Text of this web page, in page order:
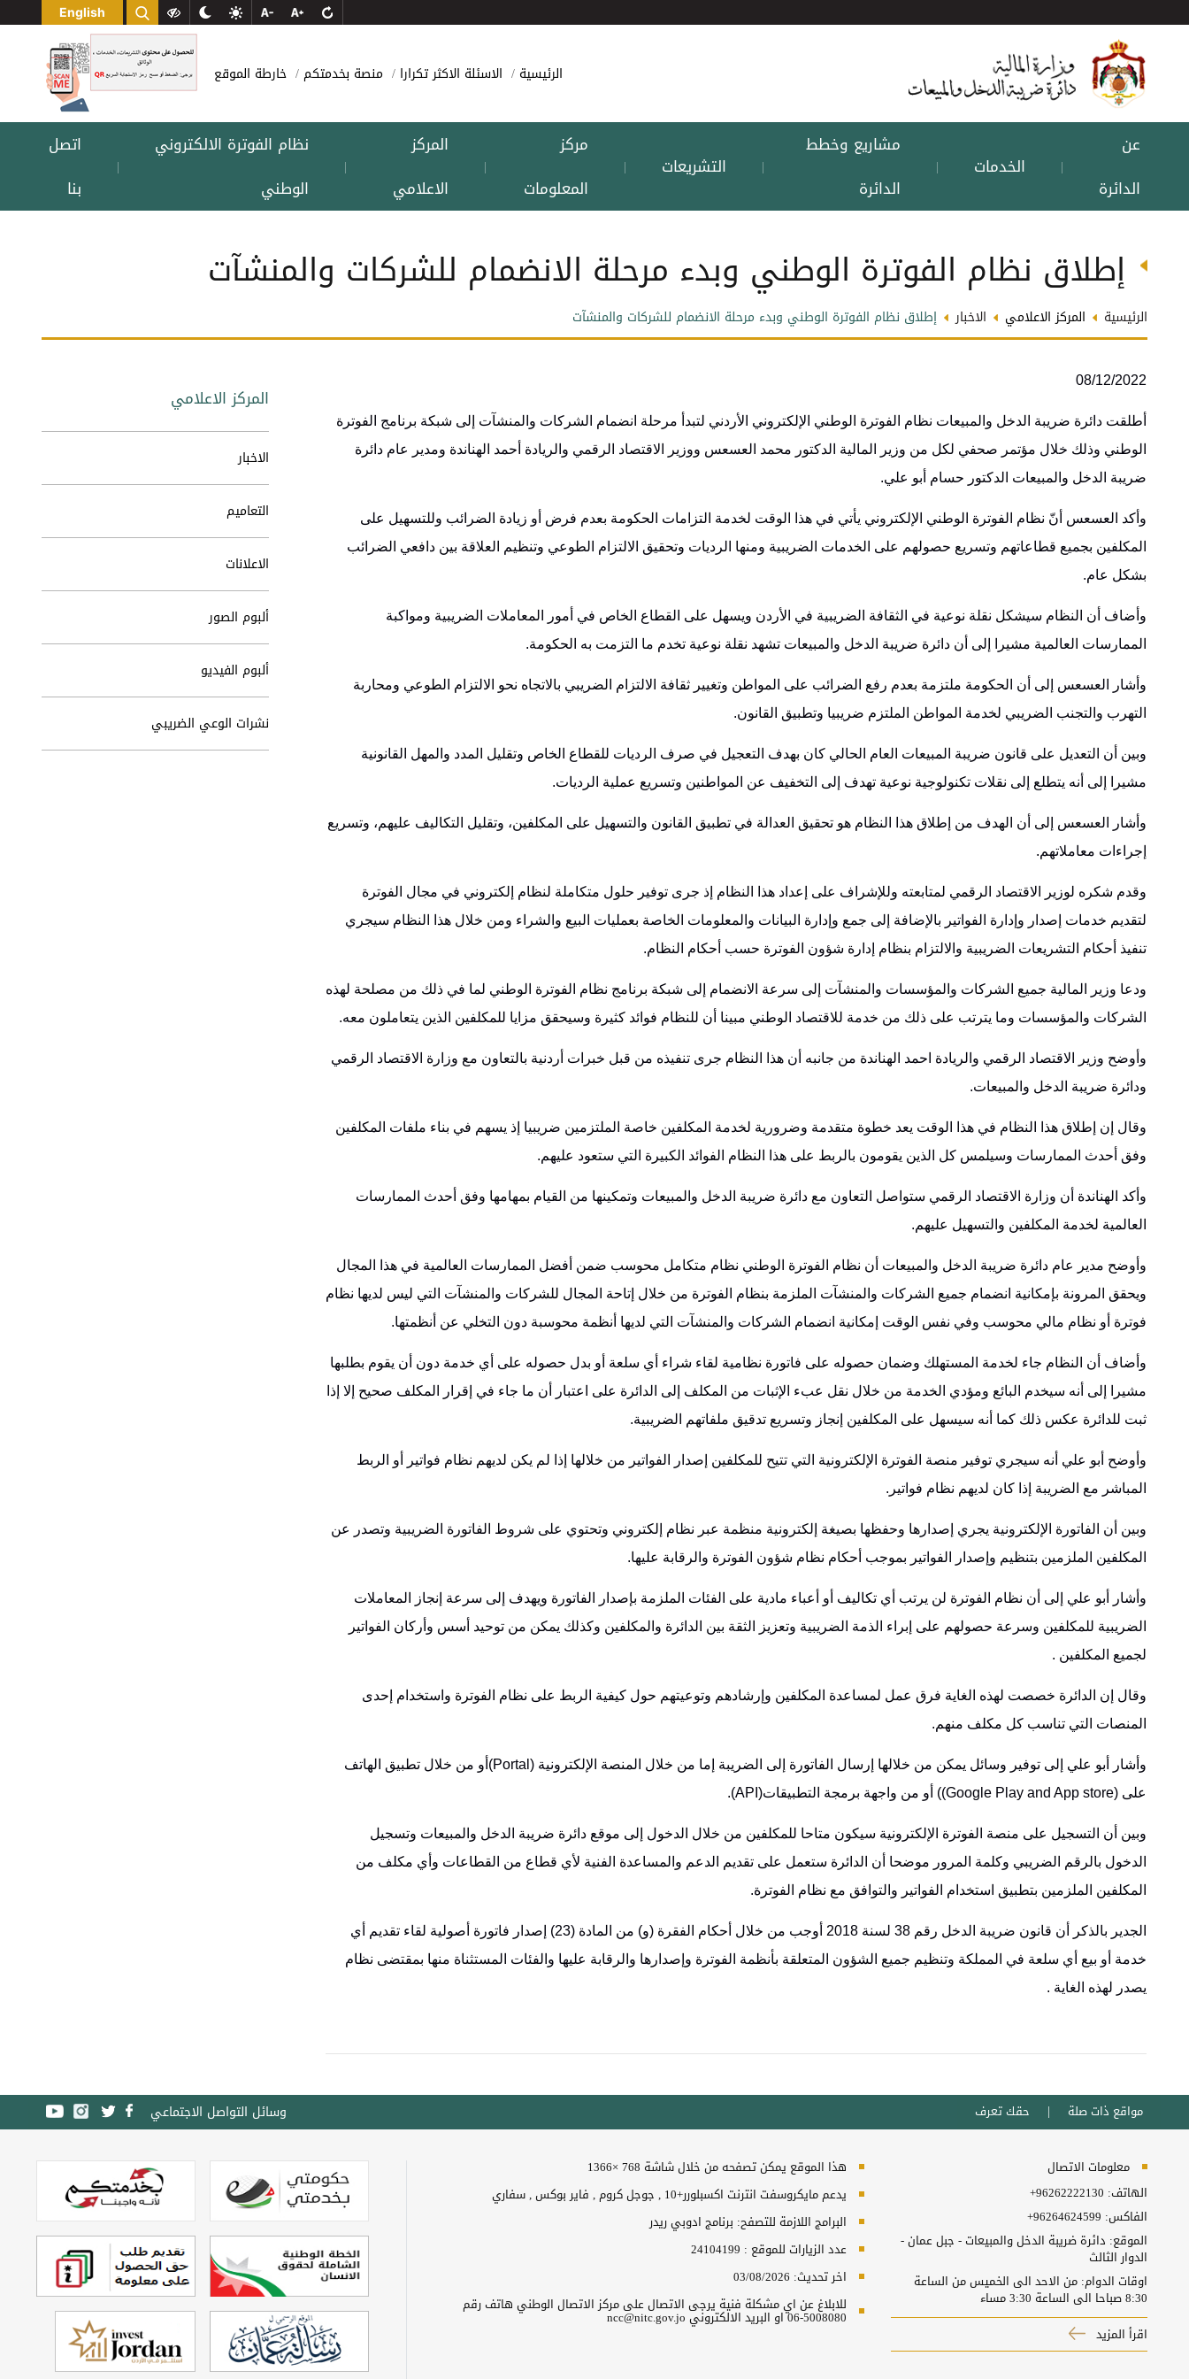
English
الرئيسية الاسئلة الاكثر تكرارا منصة بخدمتكم خارطة الموقع
عن
الدائرة
| الخدمات |
مشاريع وخطط
الدائرة
| التشريعات |
مركز
المعلومات
|
المركز
الاعلامي
|
نظام الفوترة الالكتروني
الوطني
|
اتصل
بنا
إطلاق نظام الفوترة الوطني وبدء مرحلة الانضمام للشركات والمنشآت
الرئيسية المركز الاعلامي الاخبار إطلاق نظام الفوترة الوطني وبدء مرحلة الانضمام للشركات والمنشآت
08/12/2022
أطلقت دائرة ضريبة الدخل والمبيعات نظام الفوترة الوطني الإلكتروني الأردني لتبدأ مرحلة انضمام الشركات والمنشآت إلى شبكة برنامج الفوترة
الوطني وذلك خلال مؤتمر صحفي لكل من وزير المالية الدكتور محمد العسعس ووزير الاقتصاد الرقمي والريادة أحمد الهناندة ومدير عام دائرة
ضريبة الدخل والمبيعات الدكتور حسام أبو علي.
وأكد العسعس أنّ نظام الفوترة الوطني الإلكتروني يأتي في هذا الوقت لخدمة التزامات الحكومة بعدم فرض أو زيادة الضرائب وللتسهيل على
المكلفين بجميع قطاعاتهم وتسريع حصولهم على الخدمات الضريبية ومنها الرديات وتحقيق الالتزام الطوعي وتنظيم العلاقة بين دافعي الضرائب
بشكل عام.
وأضاف أن النظام سيشكل نقلة نوعية في الثقافة الضريبية في الأردن ويسهل على القطاع الخاص في أمور المعاملات الضريبية ومواكبة
الممارسات العالمية مشيرا إلى أن دائرة ضريبة الدخل والمبيعات تشهد نقلة نوعية تخدم ما التزمت به الحكومة.
وأشار العسعس إلى أن الحكومة ملتزمة بعدم رفع الضرائب على المواطن وتغيير ثقافة الالتزام الضريبي بالاتجاه نحو الالتزام الطوعي ومحاربة
التهرب والتجنب الضريبي لخدمة المواطن الملتزم ضريبيا وتطبيق القانون.
وبين أن التعديل على قانون ضريبة المبيعات العام الحالي كان بهدف التعجيل في صرف الرديات للقطاع الخاص وتقليل المدد والمهل القانونية
مشيرا إلى أنه يتطلع إلى نقلات تكنولوجية نوعية تهدف إلى التخفيف عن المواطنين وتسريع عملية الرديات.
وأشار العسعس إلى أن الهدف من إطلاق هذا النظام هو تحقيق العدالة في تطبيق القانون والتسهيل على المكلفين، وتقليل التكاليف عليهم، وتسريع
إجراءات معاملاتهم.
وقدم شكره لوزير الاقتصاد الرقمي لمتابعته وللإشراف على إعداد هذا النظام إذ جرى توفير حلول متكاملة لنظام إلكتروني في مجال الفوترة
لتقديم خدمات إصدار وإدارة الفواتير بالإضافة إلى جمع وإدارة البيانات والمعلومات الخاصة بعمليات البيع والشراء ومن خلال هذا النظام سيجري
تنفيذ أحكام التشريعات الضريبية والالتزام بنظام إدارة شؤون الفوترة حسب أحكام النظام.
ودعا وزير المالية جميع الشركات والمؤسسات والمنشآت إلى سرعة الانضمام إلى شبكة برنامج نظام الفوترة الوطني لما في ذلك من مصلحة لهذه
الشركات والمؤسسات وما يترتب على ذلك من خدمة للاقتصاد الوطني مبينا أن للنظام فوائد كثيرة وسيحقق مزايا للمكلفين الذين يتعاملون معه.
وأوضح وزير الاقتصاد الرقمي والريادة احمد الهناندة من جانبه أن هذا النظام جرى تنفيذه من قبل خبرات أردنية بالتعاون مع وزارة الاقتصاد الرقمي
ودائرة ضريبة الدخل والمبيعات.
وقال إن إطلاق هذا النظام في هذا الوقت يعد خطوة متقدمة وضرورية لخدمة المكلفين خاصة الملتزمين ضريبيا إذ يسهم في بناء ملفات المكلفين
وفق أحدث الممارسات وسيلمس كل الذين يقومون بالربط على هذا النظام الفوائد الكبيرة التي ستعود عليهم.
وأكد الهناندة أن وزارة الاقتصاد الرقمي ستواصل التعاون مع دائرة ضريبة الدخل والمبيعات وتمكينها من القيام بمهامها وفق أحدث الممارسات
العالمية لخدمة المكلفين والتسهيل عليهم.
وأوضح مدير عام دائرة ضريبة الدخل والمبيعات أن نظام الفوترة الوطني نظام متكامل محوسب ضمن أفضل الممارسات العالمية في هذا المجال
ويحقق المرونة بإمكانية انضمام جميع الشركات والمنشآت الملزمة بنظام الفوترة من خلال إتاحة المجال للشركات والمنشآت التي ليس لديها نظام
فوترة أو نظام مالي محوسب وفي نفس الوقت إمكانية انضمام الشركات والمنشآت التي لديها أنظمة محوسبة دون التخلي عن أنظمتها.
وأضاف أن النظام جاء لخدمة المستهلك وضمان حصوله على فاتورة نظامية لقاء شراء أي سلعة أو بدل حصوله على أي خدمة دون أن يقوم بطلبها
مشيرا إلى أنه سيخدم البائع ومؤدي الخدمة من خلال نقل عبء الإثبات من المكلف إلى الدائرة على اعتبار أن ما جاء في إقرار المكلف صحيح إلا إذا
ثبت للدائرة عكس ذلك كما أنه سيسهل على المكلفين إنجاز وتسريع تدقيق ملفاتهم الضريبية.
وأوضح أبو علي أنه سيجري توفير منصة الفوترة الإلكترونية التي تتيح للمكلفين إصدار الفواتير من خلالها إذا لم يكن لديهم نظام فواتير أو الربط
المباشر مع الضريبة إذا كان لديهم نظام فواتير.
وبين أن الفاتورة الإلكترونية يجري إصدارها وحفظها بصيغة إلكترونية منظمة عبر نظام إلكتروني وتحتوي على شروط الفاتورة الضريبية وتصدر عن
المكلفين الملزمين بتنظيم وإصدار الفواتير بموجب أحكام نظام شؤون الفوترة والرقابة عليها.
وأشار أبو علي إلى أن نظام الفوترة لن يرتب أي تكاليف أو أعباء مادية على الفئات الملزمة بإصدار الفاتورة ويهدف إلى سرعة إنجاز المعاملات
الضريبية للمكلفين وسرعة حصولهم على إبراء الذمة الضريبية وتعزيز الثقة بين الدائرة والمكلفين وكذلك يمكن من توحيد أسس وأركان الفواتير
لجميع المكلفين .
وقال إن الدائرة خصصت لهذه الغاية فرق عمل لمساعدة المكلفين وإرشادهم وتوعيتهم حول كيفية الربط على نظام الفوترة واستخدام إحدى
المنصات التي تناسب كل مكلف منهم.
وأشار أبو علي إلى توفير وسائل يمكن من خلالها إرسال الفاتورة إلى الضريبة إما من خلال المنصة الإلكترونية (Portal)أو من خلال تطبيق الهاتف
على (Google Play and App store)) أو من واجهة برمجة التطبيقات(API).
وبين أن التسجيل على منصة الفوترة الإلكترونية سيكون متاحا للمكلفين من خلال الدخول إلى موقع دائرة ضريبة الدخل والمبيعات وتسجيل
الدخول بالرقم الضريبي وكلمة المرور موضحا أن الدائرة ستعمل على تقديم الدعم والمساعدة الفنية لأي قطاع من القطاعات وأي مكلف من
المكلفين الملزمين بتطبيق استخدام الفواتير والتوافق مع نظام الفوترة.
الجدير بالذكر أن قانون ضريبة الدخل رقم 38 لسنة 2018 أوجب من خلال أحكام الفقرة (و) من المادة (23) إصدار فاتورة أصولية لقاء تقديم أي
خدمة أو بيع أي سلعة في المملكة وتنظيم جميع الشؤون المتعلقة بأنظمة الفوترة وإصدارها والرقابة عليها والفئات المستثناة منها بمقتضى نظام
يصدر لهذه الغاية .
المركز الاعلامي
الاخبار
التعاميم
الاعلانات
ألبوم الصور
ألبوم الفيديو
نشرات الوعي الضريبي
مواقع ذات صلة حقك تعرف وسائل التواصل الاجتماعي
معلومات الاتصال
الهاتف: +96262222130
الفاكس: +96264624599
الموقع: دائرة ضريبة الدخل والمبيعات - جبل عمان -
الدوار الثالث
اوقات الدوام: من الاحد الى الخميس من الساعة
8:30 صباحا الى الساعة 3:30 مساء
اقرأ المزيد
هذا الموقع يمكن تصفحه من خلال شاشة 768 ×1366
يدعم مايكروسفت انترنت اكسبلورر+10 , جوجل كروم , فاير بوكس , سفاري
البرامج اللازمة للتصفح: برنامج ادوبي ريدر
عدد الزيارات للموقع : 24104199
اخر تحديث: 03/08/2026
للابلاغ عن اي مشكلة فنية يرجى الاتصال على مركز الاتصال الوطني هاتف رقم
5008080-06 او البريد الالكتروني ncc@nitc.gov.jo